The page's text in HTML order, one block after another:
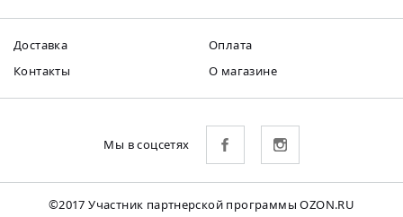
Доставка
Оплата
Контакты
О магазине
Мы в соцсетях
©2017 Участник партнерской программы OZON.RU